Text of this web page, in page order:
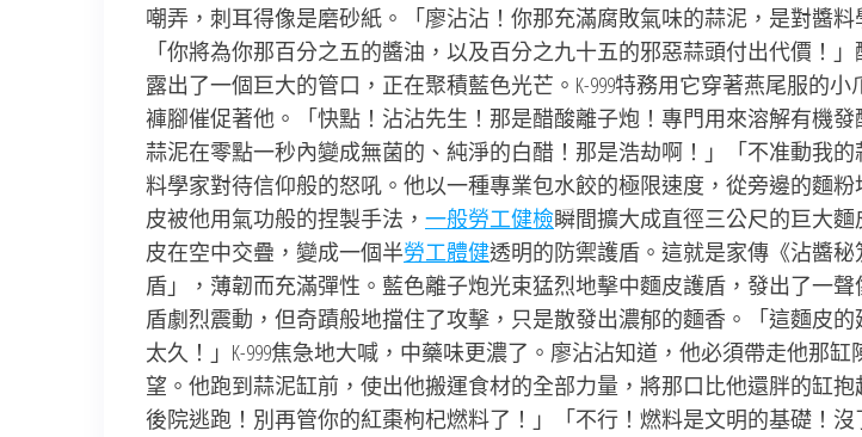
嘲弄，刺耳得像是磨砂紙。「廖沾沾！你那充滿腐敗氣味的蒜泥，是對醬料
「你將為你那百分之五的醬油，以及百分之九十五的邪惡蒜頭付出代價！
露出了一個巨大的管口，正在聚積藍色光芒。K-999特務用它穿著燕尾服的
褲腳催促著他。「快點！沾沾先生！那是醋酸離子炮！專門用來溶解有機
蒜泥在零點一秒內變成無菌的、純淨的白醋！那是浩劫啊！」「不准動我
料學家對待信仰般的怒吼。他以一種專業包水餃的極限速度，從旁邊的麵
皮被他用氣功般的捏製手法， 一般勞工健檢瞬間擴大成直徑三公尺的巨大
皮在空中交疊，變成一個半勞工體健透明的防禦護盾。這就是家傳《沾醬
盾」，薄韌而充滿彈性。藍色離子炮光束猛烈地擊中麵皮護盾，發出了一
盾劇烈震動，但奇蹟般地擋住了攻擊，只是散發出濃郁的麵香。「這麵皮
太久！」K-999焦急地大喊，中藥味更濃了。廖沾沾知道，他必須帶走他那
望。他跑到蒜泥缸前，使出他搬運食材的全部力量，將那口比他還胖的缸抱
後院逃跑！別再管你的紅棗枸杞燃料了！」「不行！燃料是文明的基礎！沒